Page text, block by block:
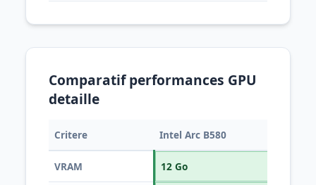
Comparatif performances GPU
detaille
Critere Intel Arc B580
VRAM 12 Go